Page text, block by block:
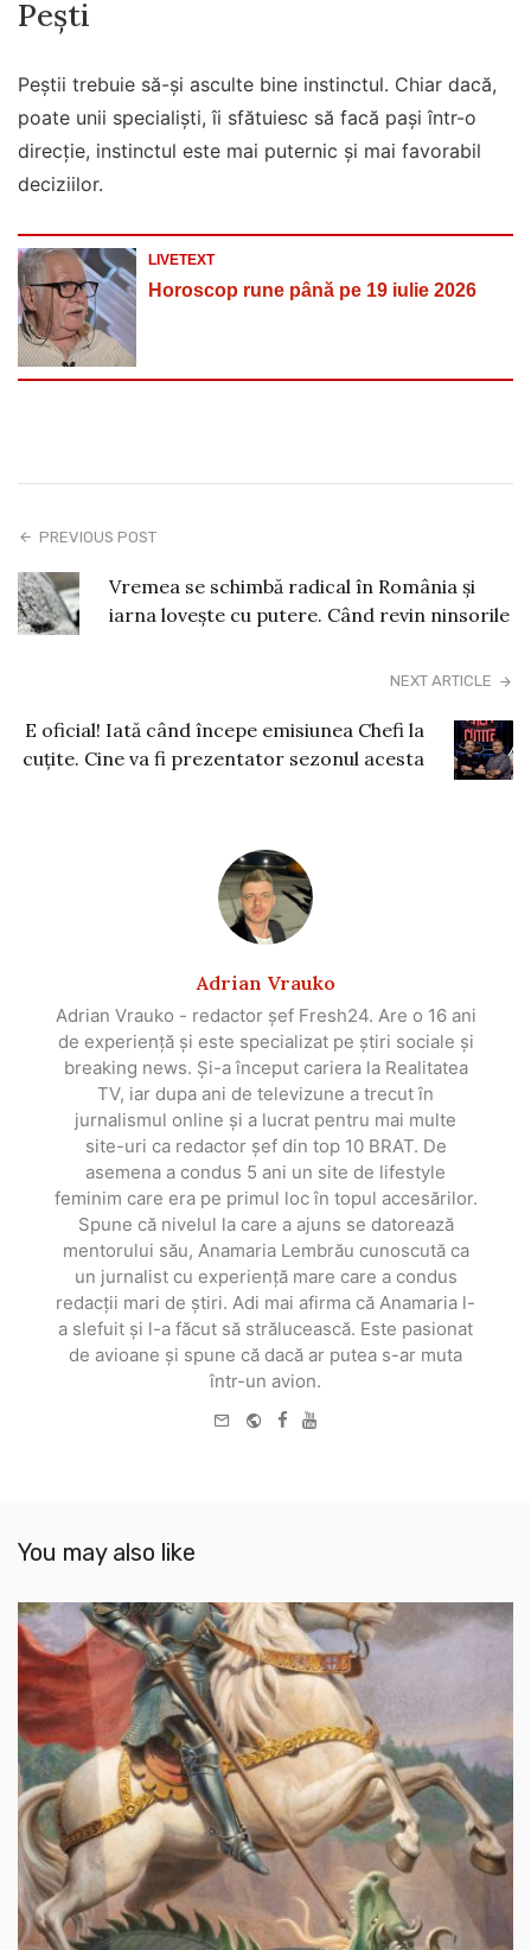
Pești
Peștii trebuie să-și asculte bine instinctul. Chiar dacă,
poate unii specialiști, îi sfătuiesc să facă pași într-o
direcție, instinctul este mai puternic și mai favorabil
deciziilor.
LIVETEXT
Horoscop rune până pe 19 iulie 2026
PREVIOUS POST
Vremea se schimbă radical în România și
iarna lovește cu putere. Când revin ninsorile
NEXT ARTICLE
E oficial! Iată când începe emisiunea Chefi la
cuțite. Cine va fi prezentator sezonul acesta
Adrian Vrauko
Adrian Vrauko - redactor șef Fresh24. Are o 16 ani
de experiență și este specializat pe știri sociale și
breaking news. Și-a început cariera la Realitatea
TV, iar dupa ani de televizune a trecut în
jurnalismul online și a lucrat pentru mai multe
site-uri ca redactor șef din top 10 BRAT. De
asemena a condus 5 ani un site de lifestyle
feminim care era pe primul loc în topul accesărilor.
Spune că nivelul la care a ajuns se datorează
mentorului său, Anamaria Lembrău cunoscută ca
un jurnalist cu experiență mare care a condus
redacții mari de știri. Adi mai afirma că Anamaria l-
a slefuit și l-a făcut să strălucească. Este pasionat
de avioane și spune că dacă ar putea s-ar muta
într-un avion.
e-
WebsiteFacebook
You may also like